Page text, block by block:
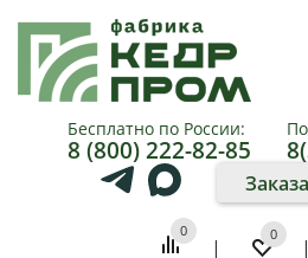
Бесплатно по России:
8 (800) 222-82-85
0
|
0
|
КАТАЛОГ
КОМПАНИИ